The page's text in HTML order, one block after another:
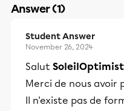
Answer (1)
Student Answer
November 26, 2024
Salut
Merci de nous avoir
Il n'existe pas de